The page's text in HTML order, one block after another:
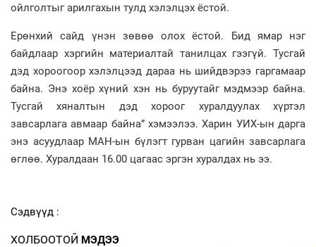
ойлголтыг арилгахын тулд хэлэлцэх ёстой.
Ерөнхий сайд үнэн зөвөө олох ёстой. Бид ямар нэг
байдлаар хэргийн материалтай танилцах гээгүй. Тусгай
дэд хороогоор хэлэлцээд дараа нь шийдвэрээ гаргамаар
байна. Энэ хоёр хүний хэн нь буруутайг мэдмээр байна.
Тусгай хяналтын дэд хороог хуралдуулах хүртэл
завсарлага авмаар байна” хэмээлээ. Харин УИХ-ын дарга
энэ асуудлаар МАН-ын бүлэгт гурван цагийн завсарлага
өглөө. Хуралдаан 16.00 цагаас эргэн хуралдах нь ээ.
Сэдвүүд :
ХОЛБООТОЙ МЭДЭЭ